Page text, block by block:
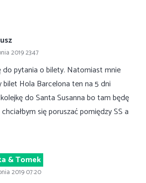
2019 23:47
do pytania o bilety. Natomiast mnie
bilet Hola Barcelona ten na 5 dni
do Santa Susanna bo tam będę
się poruszać pomiędzy SS a
& Tomek
2019 07:20